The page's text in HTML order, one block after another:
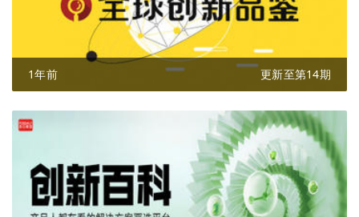
1年前 更新至第14期